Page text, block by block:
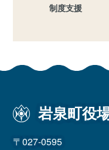
制度支援
岩泉町役
〒027-0595